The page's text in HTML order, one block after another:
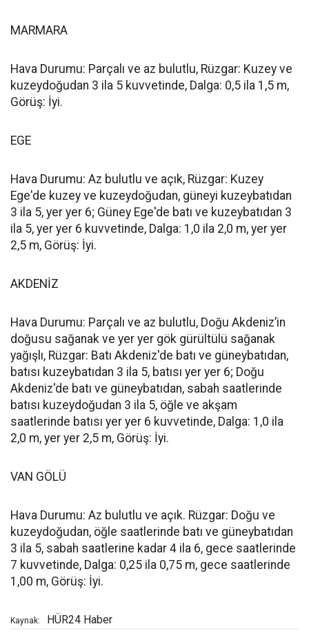
MARMARA
Hava Durumu: Parçalı ve az bulutlu, Rüzgar: Kuzey ve
kuzeydoğudan 3 ila 5 kuvvetinde, Dalga: 0,5 ila 1,5 m,
Görüş: İyi.
EGE
Hava Durumu: Az bulutlu ve açık, Rüzgar: Kuzey
Ege'de kuzey ve kuzeydoğudan, güneyi kuzeybatıdan
3 ila 5, yer yer 6; Güney Ege'de batı ve kuzeybatıdan 3
ila 5, yer yer 6 kuvvetinde, Dalga: 1,0 ila 2,0 m, yer yer
2,5 m, Görüş: İyi.
AKDENİZ
Hava Durumu: Parçalı ve az bulutlu, Doğu Akdeniz’in
doğusu sağanak ve yer yer gök gürültülü sağanak
yağışlı, Rüzgar: Batı Akdeniz'de batı ve güneybatıdan,
batısı kuzeybatıdan 3 ila 5, batısı yer yer 6; Doğu
Akdeniz'de batı ve güneybatıdan, sabah saatlerinde
batısı kuzeydoğudan 3 ila 5, öğle ve akşam
saatlerinde batısı yer yer 6 kuvvetinde, Dalga: 1,0 ila
2,0 m, yer yer 2,5 m, Görüş: İyi.
VAN GÖLÜ
Hava Durumu: Az bulutlu ve açık. Rüzgar: Doğu ve
kuzeydoğudan, öğle saatlerinde batı ve güneybatıdan
3 ila 5, sabah saatlerine kadar 4 ila 6, gece saatlerinde
7 kuvvetinde, Dalga: 0,25 ila 0,75 m, gece saatlerinde
1,00 m, Görüş: İyi.
Kaynak: HÜR24 Haber